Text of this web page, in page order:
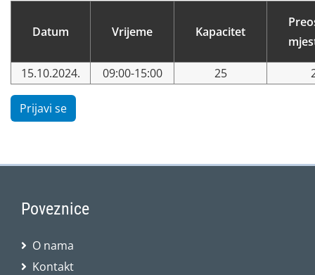
Datum Vrijeme Kapacitet
15.10.2024. 09:00-15:00 25
Prijavi se
Poveznice
O nama
Kontakt